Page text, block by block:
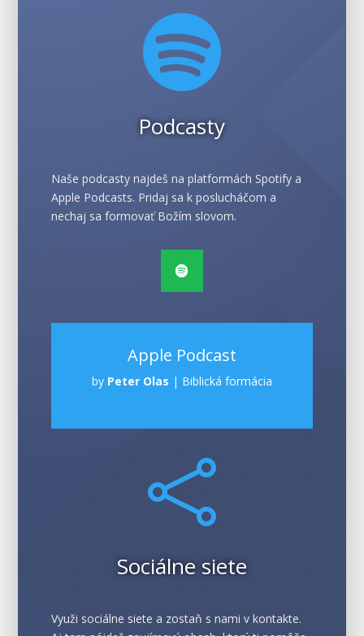

Podcasty
Naše podcasty najdeš na platformách Spotify a
Apple Podcasts. Pridaj sa k poslucháčom a
nechaj sa formovať Božím slovom.
Apple Podcast
by Peter Olas | Biblická formácia

Sociálne siete
Využi sociálne siete a zostaň s nami v kontakte.